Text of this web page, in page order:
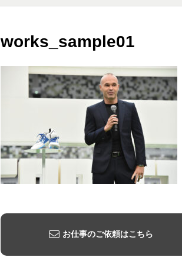
works_sample01
お仕事のご依頼はこちら